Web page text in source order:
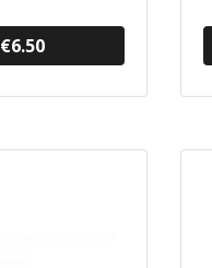
€6.50